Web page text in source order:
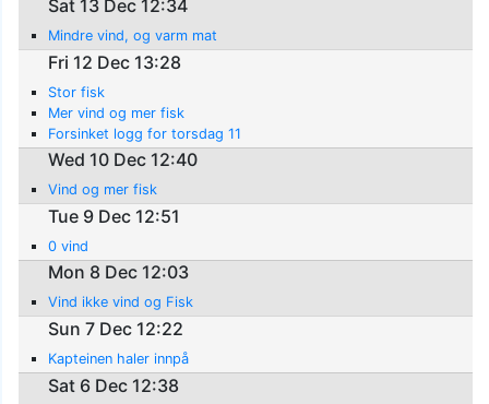
Sat 13 Dec 12:34
Mindre vind, og varm mat
Fri 12 Dec 13:28
Stor fisk
Mer vind og mer fisk
Forsinket logg for torsdag 11
Wed 10 Dec 12:40
Vind og mer fisk
Tue 9 Dec 12:51
0 vind
Mon 8 Dec 12:03
Vind ikke vind og Fisk
Sun 7 Dec 12:22
Kapteinen haler innpå
Sat 6 Dec 12:38